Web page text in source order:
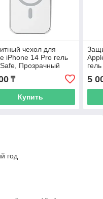
чехол для
iPhone 14 Pro гель
Прозрачный
₸
Купить
5
год